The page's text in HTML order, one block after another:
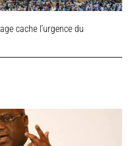
cache l’urgence du